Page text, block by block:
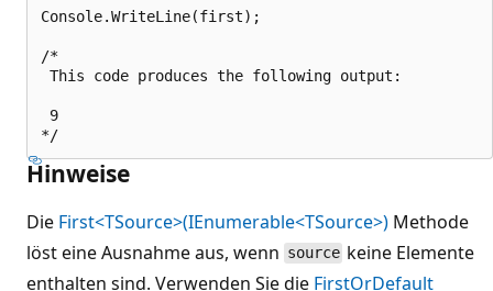
Console.WriteLine(first);
/*
This code produces the following output:
9
Hinweise
Die First<TSource>(IEnumerable<TSource>) Methode
löst eine Ausnahme aus, wenn source keine Elemente
enthalten sind. Verwenden Sie die FirstOrDefault